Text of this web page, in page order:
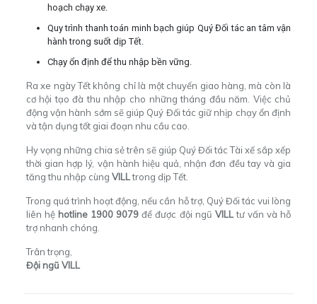
hoạch chạy xe.
Quy trình thanh toán minh bạch giúp Quý Đối tác an tâm vận
hành trong suốt dịp Tết.
Chạy ổn định để thu nhập bền vững.
Ra xe ngày Tết không chỉ là một chuyến giao hàng, mà còn là
cơ hội tạo đà thu nhập cho những tháng đầu năm. Việc chủ
động vận hành sớm sẽ giúp Quý Đối tác giữ nhịp chạy ổn định
và tận dụng tốt giai đoạn nhu cầu cao.
Hy vọng những chia sẻ trên sẽ giúp Quý Đối tác Tài xế sắp xếp
thời gian hợp lý, vận hành hiệu quả, nhận đơn đều tay và gia
tăng thu nhập cùng VILLtrong dịp Tết.
Trong quá trình hoạt động, nếu cần hỗ trợ, Quý Đối tác vui lòng
liên hệ hotline 1900 9079 để được đội ngũ VILLtư vấn và hỗ
trợ nhanh chóng.
Trân trọng,
Đội ngũ VILL